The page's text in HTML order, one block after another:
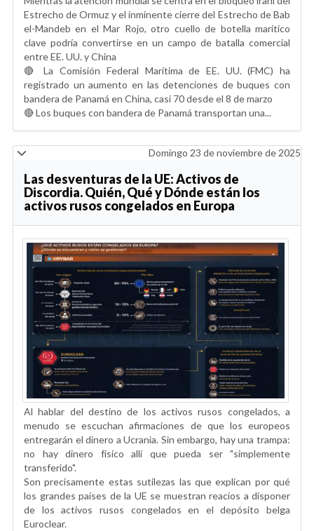
Estrecho de Ormuz y el inminente cierre del Estrecho de Bab
el-Mandeb en el Mar Rojo, otro cuello de botella marítico
clave podría convertirse en un campo de batalla comercial
entre EE. UU. y China
🔴 La Comisión Federal Marítima de EE. UU. (FMC) ha
registrado un aumento en las detenciones de buques con
bandera de Panamá en China, casi 70 desde el 8 de marzo
🔴 Los buques con bandera de Panamá transportan una...
Domingo 23 de noviembre de 2025
Las desventuras de la UE: Activos de
Discordia. Quién, Qué y Dónde están los
activos rusos congelados en Europa
Al hablar del destino de los activos rusos congelados, a
menudo se escuchan afirmaciones de que los europeos
entregarán el dinero a Ucrania. Sin embargo, hay una trampa:
no hay dinero físico allí que pueda ser "simplemente
transferido".
Son precisamente estas sutilezas las que explican por qué
los grandes países de la UE se muestran reacios a disponer
de los activos rusos congelados en el depósito belga
Euroclear.